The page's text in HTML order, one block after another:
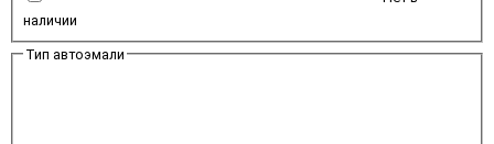
наличии
Тип автоэмали